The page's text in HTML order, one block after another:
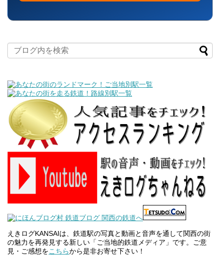
えきログKANSAIは、鉄道駅の写真と動画と音声を通して関西の街
の魅力を再発見する新しい「ご当地的鉄道メディア」です。ご意
見・ご感想をこちらから是非お寄せ下さい！